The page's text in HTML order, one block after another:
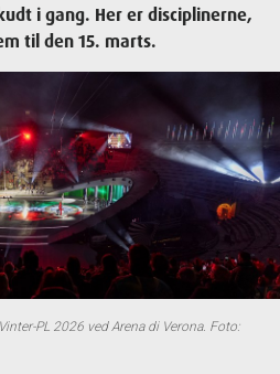
i gang. Her er disciplinerne,
til den 15. marts.
PL 2026 ved Arena di Verona. Foto: